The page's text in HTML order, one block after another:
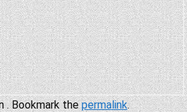
. Bookmark thepermalink.